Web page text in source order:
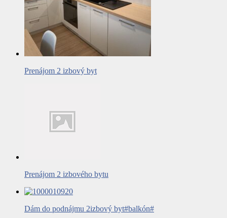
Prenájom 2 izbový byt
Prenájom 2 izbového bytu
Dám do podnájmu 2izbový byt#balkón#